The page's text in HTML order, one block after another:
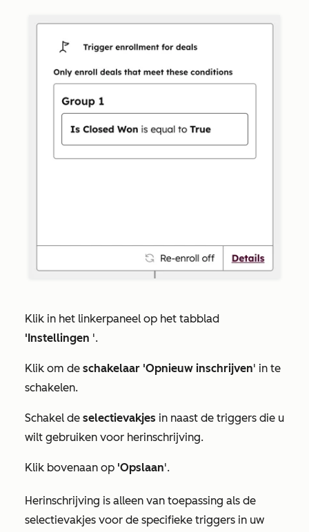
Klik in het linkerpaneel op het tabblad
'Instellingen '.
Klik om de schakelaar 'Opnieuw inschrijven' in te
schakelen.
Schakel de selectievakjes in naast de triggers die u
wilt gebruiken voor herinschrijving.
Klik bovenaan op 'Opslaan'.
Herinschrijving is alleen van toepassing als de
selectievakjes voor de specifieke triggers in uw